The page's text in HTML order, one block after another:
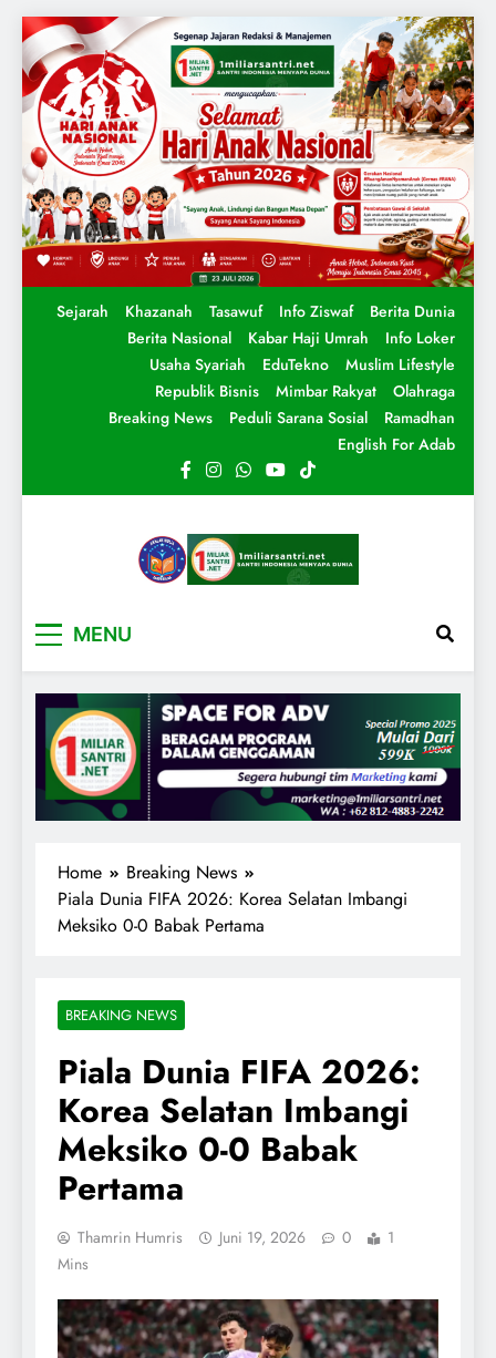
Sejarah Khazanah Tasawuf Info Ziswaf
Berita Dunia
Berita Nasional
Kabar Haji Umrah
Info Loker
Usaha Syariah
EduTekno
Muslim Lifestyle
Republik Bisnis
Mimbar Rakyat
Olahraga
Breaking News
Peduli Sarana Sosial
Ramadhan
English For Adab
MENU
Home
Breaking News
Piala Dunia FIFA 2026: Korea Selatan Imbangi
Meksiko 0-0 Babak Pertama
BREAKING NEWS
Piala Dunia FIFA 2026:
Korea Selatan Imbangi
Meksiko 0-0 Babak
Pertama
Thamrin Humris Juni 19, 2026 0
1
Mins